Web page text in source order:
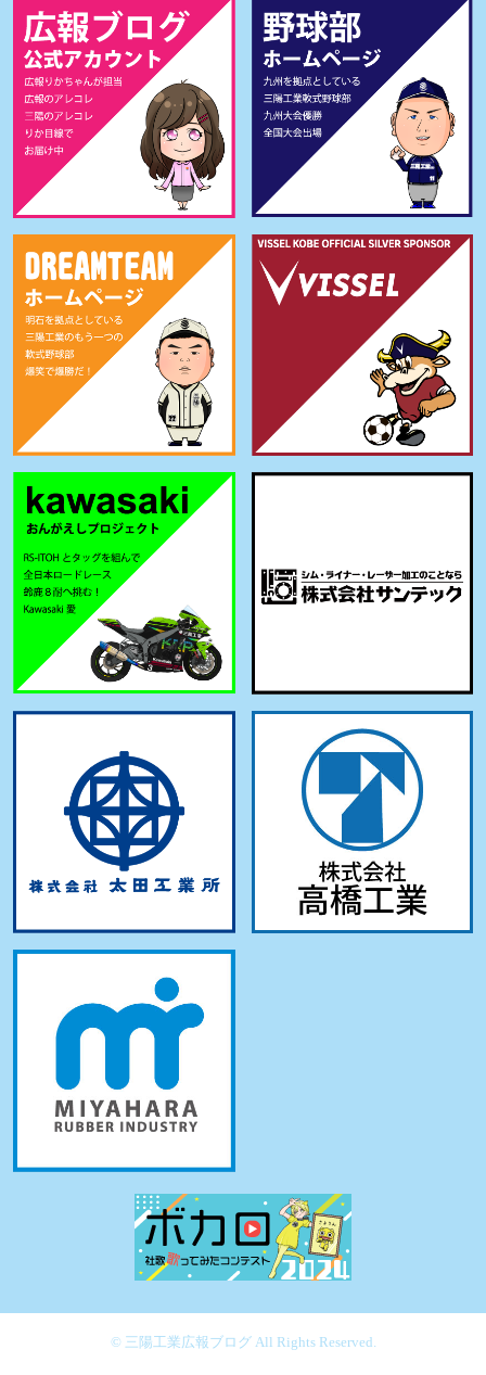
© 三陽工業広報ブログ All Rights Reserved.